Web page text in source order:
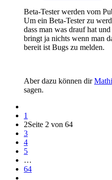
Beta-Tester werden vom
Um ein Beta-Tester zu
dass man was drauf hat
bringt ja nichts wenn man
bereit ist Bugs zu melden.
Aber dazu können dir
sagen.
1
2Seite 2 von 64
3
4
5
…
64